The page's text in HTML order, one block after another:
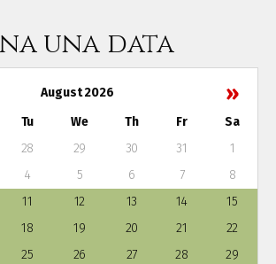
una data
August 2026 »
Tu We Th Fr
Sa
28 29 30 31
1
4 5 6 7
8
11 12 13 14
15
18 19 20 21
22
25 26 27 28
29